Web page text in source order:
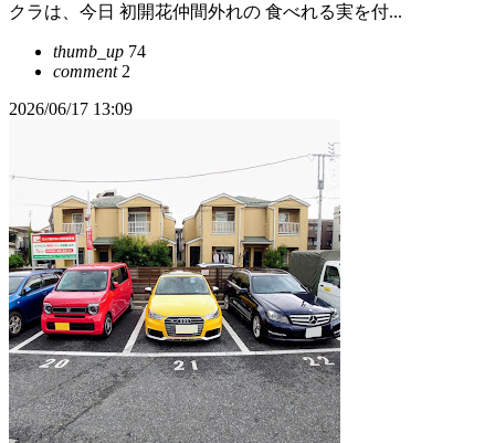
クラは、今日 初開花仲間外れの 食べれる実を付...
thumb_up 74
comment2
2026/06/17 13:09